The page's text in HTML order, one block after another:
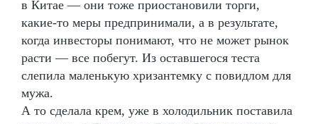
в Китае — они тоже приостановили торги,
какие-то меры предпринимали, а в результате,
когда инвесторы понимают, что не может рынок
расти — все побегут. Из оставшегося теста
слепила маленькую хризантемку с повидлом для
мужа.
А то сделала крем, уже в холодильник поставила